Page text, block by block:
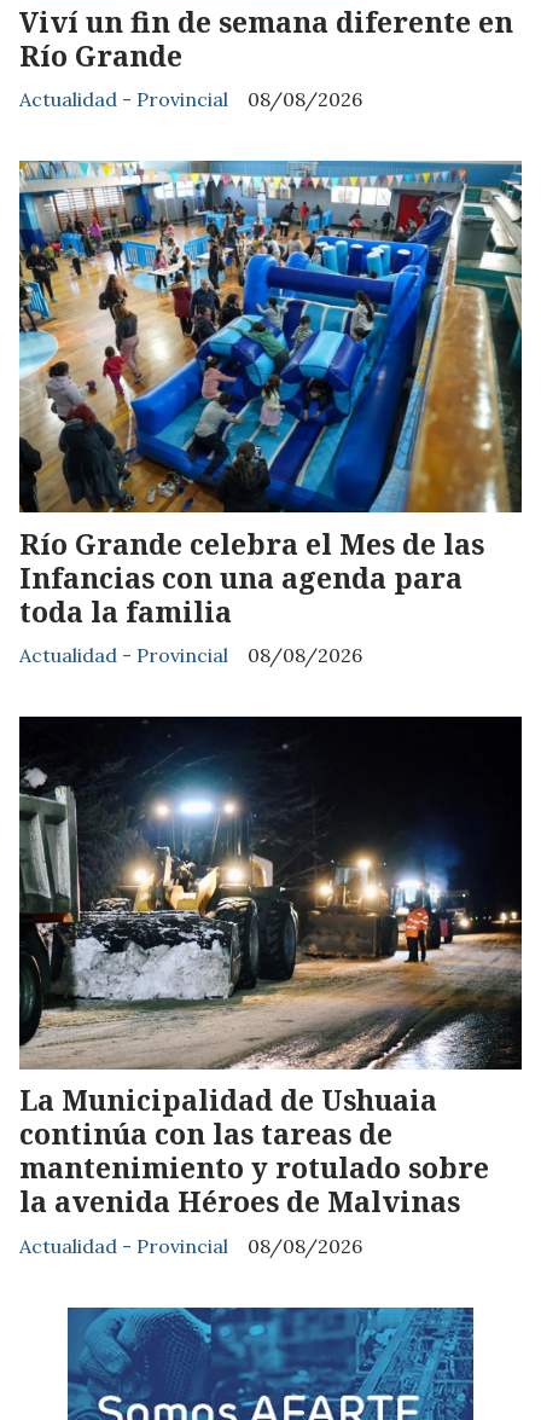
Viví un fin de semana diferente en
Río Grande
Actualidad - Provincial 08/08/2026
Río Grande celebra el Mes de las
Infancias con una agenda para
toda la familia
Actualidad - Provincial 08/08/2026
La Municipalidad de Ushuaia
continúa con las tareas de
mantenimiento y rotulado sobre
la avenida Héroes de Malvinas
Actualidad - Provincial 08/08/2026